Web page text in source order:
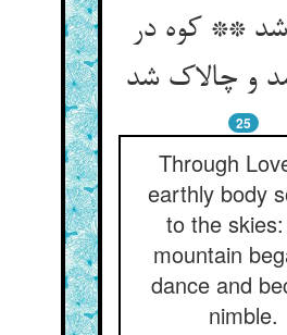
شد ** کوه در
و چالاک شد
25
Through
earthly body
to the
mountain
dance and
nimble.